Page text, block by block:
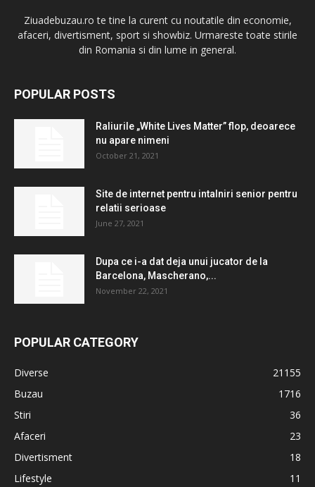
Ziuadebuzau.ro te tine la curent cu noutatile din economie,
afaceri, divertisment, sport si showbiz. Urmareste toate stirile
din Romania si din lume in general.
POPULAR POSTS
Raliurile „White Lives Matter” flop, deoarece
nu apare nimeni
October 21, 2021
Site de internet pentru intalniri senior pentru
relatii serioase
June 27, 2021
Dupa ce i-a dat deja unui jucator de la
Barcelona, ​​Mascherano,...
November 22, 2021
POPULAR CATEGORY
Diverse
21155
Buzau
1716
Stiri
36
Afaceri
23
Divertisment
18
Lifestyle
11